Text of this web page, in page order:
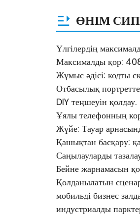
ӨНІМ
Үлгілердің
Максималды қор:
Жұмыс әдісі: кодты
Отбасылық
DIY теңшеуін қолдау.
Ұялы телефонның
Жүйе: Тауар
Қашықтан басқару:
Саңылауларды
Бейне жарнамасын
Қолданылатын
мобильді бизнес
индустриалды